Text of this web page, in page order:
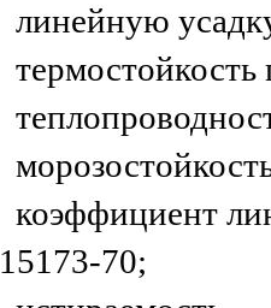
линейную
коэффициент
15173-70;